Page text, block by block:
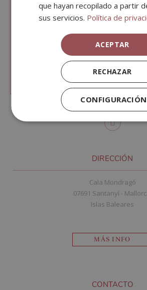
UN
VEN A CONOCER
MÁS INFO
DIRECCIÓN
Cala Mondragó
07691 Santanyí -
Islas Baleares
MÁS INFO
CONTACTO
que hayan recopilado a partir
sus servicios. Política de
ACEPTAR
RECHAZAR
CONFIGURACIÓN